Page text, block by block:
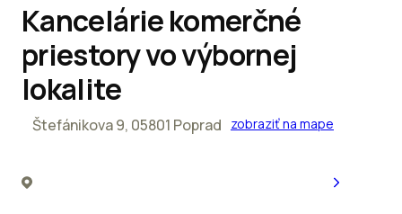
Kancelárie komerčné
priestory vo výbornej
lokalite
Štefánikova 9, 05801 Poprad zobraziť na mape